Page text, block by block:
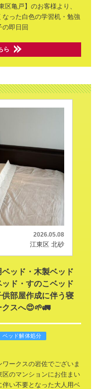
区亀戸】のお客様より、
った白色の学習机・勉強
の即日回
ら
2026.05.08
江東区 北砂
ベッド・木製ベッド
ド・すのこベッド
部屋作成に伴う寝
スへ😍🌱🚛
ベッド解体処分
ークスの岩佐でございま
のマンションにお住まい
い不要となった大人用ベ